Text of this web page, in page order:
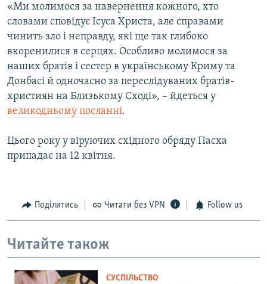
«Ми молимося за навернення кожного, хто
словами сповідує Ісуса Христа, але справами
чинить зло і неправду, які ще так глибоко
вкоренилися в серцях. Особливо молимося за
наших братів і сестер в українському Криму та
Донбасі й одночасно за переслідуваних братів-
християн на Близькому Сході», – йдеться у
великодньому посланні.
Цього року у віруючих східного обряду Пасха
припадає на 12 квітня.
Поділитись Читати без VPN Follow us
Читайте також
СУСПІЛЬСТВО